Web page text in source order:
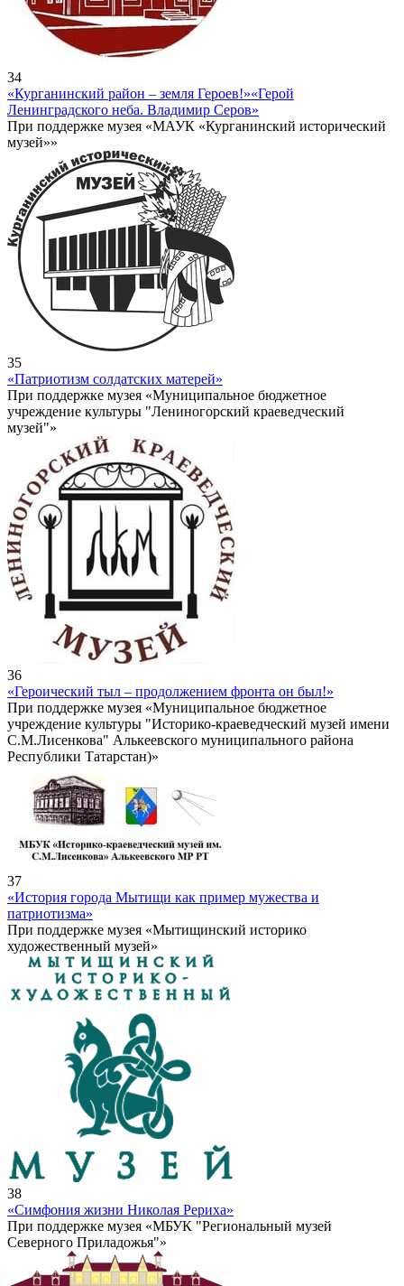
34
«Курганинский район – земля Героев!»«Герой
Ленинградского неба. Владимир Серов»
При поддержке музея «МАУК «Курганинский исторический
музей»»
35
«Патриотизм солдатских матерей»
При поддержке музея «Муниципальное бюджетное
учреждение культуры "Лениногорский краеведческий
музей"»
36
«Героический тыл – продолжением фронта он был!»
При поддержке музея «Муниципальное бюджетное
учреждение культуры "Историко-краеведческий музей имени
С.М.Лисенкова" Алькеевского муниципального района
Республики Татарстан)»
37
«История города Мытищи как пример мужества и
патриотизма»
При поддержке музея «Мытищинский историко
художественный музей»
38
«Симфония жизни Николая Рериха»
При поддержке музея «МБУК "Региональный музей
Северного Приладожья"»